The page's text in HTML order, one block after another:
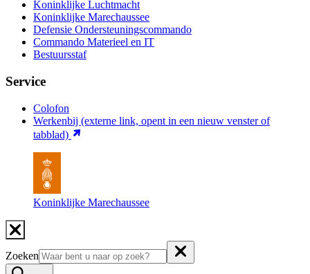
Koninklijke Luchtmacht
Koninklijke Marechaussee
Defensie Ondersteuningscommando
Commando Materieel en IT
Bestuursstaf
Service
Colofon
Werkenbij (externe link, opent in een nieuw venster of
tabblad)
Koninklijke Marechaussee
Zoeken